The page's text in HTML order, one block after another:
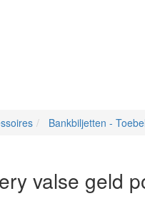
Bankbiljetten -
valse geld